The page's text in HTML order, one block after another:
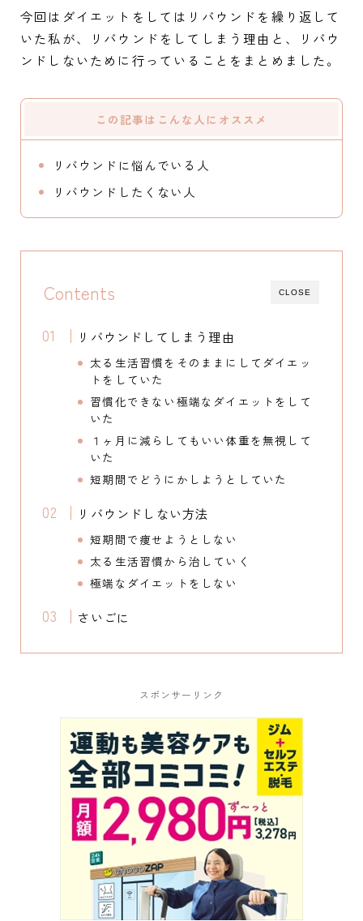
今回はダイエットをしてはリバウンドを繰り返して
いた私が、リバウンドをしてしまう理由と、リバウ
ンドしないために行っていることをまとめました。
この記事はこんな人にオススメ
リバウンドに悩んでいる人
リバウンドしたくない人
CLOSE
Contents
リバウンドしてしまう理由
太る生活習慣をそのままにしてダイエッ
トをしていた
習慣化できない極端なダイエットをして
いた
１ヶ月に減らしてもいい体重を無視して
いた
短期間でどうにかしようとしていた
リバウンドしない方法
短期間で痩せようとしない
太る生活習慣から治していく
極端なダイエットをしない
さいごに
スポンサーリンク